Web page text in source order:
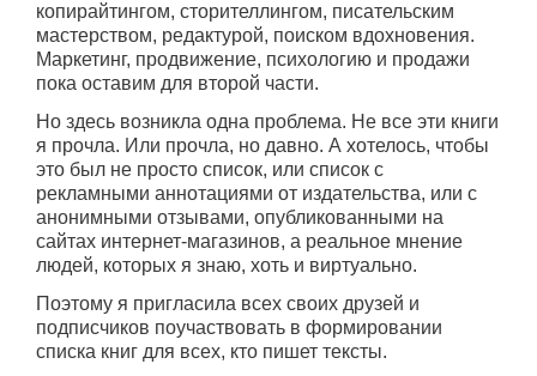
копирайтингом, сторителлингом, писательским
мастерством, редактурой, поиском вдохновения.
Маркетинг, продвижение, психологию и продажи
пока оставим для второй части.
Но здесь возникла одна проблема. Не все эти книги
я прочла. Или прочла, но давно. А хотелось, чтобы
это был не просто список, или список с
рекламными аннотациями от издательства, или с
анонимными отзывами, опубликованными на
сайтах интернет-магазинов, а реальное мнение
людей, которых я знаю, хоть и виртуально.
Поэтому я пригласила всех своих друзей и
подписчиков поучаствовать в формировании
списка книг для всех, кто пишет тексты.